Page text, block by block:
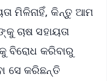
ମିଳିନାହିଁ, କିନ୍ତୁ ଆମ
ଚାଷ ସହାୟତା
ବିରୋଧ କରିବାରୁ
ସେ କରିଛନ୍ତି